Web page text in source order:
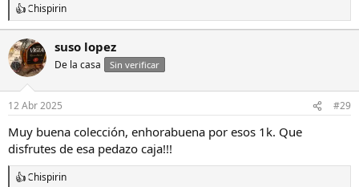
R
e
a
c
c
i
o
n
e
s
:
Chispirin
suso lopez
De la casa Sin verificar
12 Abr 2025 #29
Muy buena colección, enhorabuena por esos 1k. Que
disfrutes de esa pedazo caja!!!
R
Chispirin